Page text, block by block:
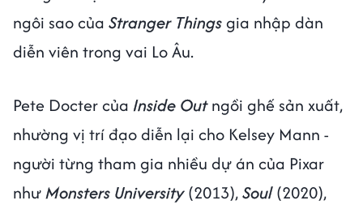
ngôi sao của Stranger Thingsgia nhập dàn
diễn viên trong vai Lo Âu.
Pete Docter của Inside Outngồi ghế sản xuất,
nhường vị trí đạo diễn lại cho Kelsey Mann -
người từng tham gia nhiều dự án của Pixar
nhưMonsters University(2013),Soul(2020),